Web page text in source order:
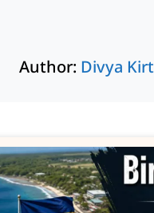
Author: Divya